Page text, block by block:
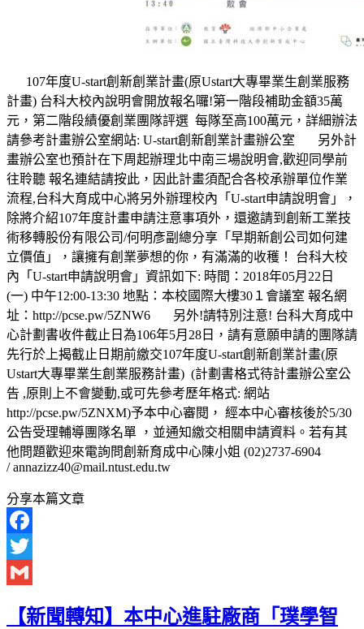
107年度U-start創新創業計畫(原Ustart大專畢業生創業服務
計畫) 台科大校內說明會開放報名囉!第一階段補助金額35萬
元，第二階段績優創業團隊評選 每隊至高100萬元，詳細辦法
請參考計畫辦公室網站: U-start創新創業計畫辦公室 另外計
畫辦公室也預計在下周起辦理北中南三場說明會,歡迎同學前
往聆聽 報名連結請按此，因此計畫須配合各校承辦單位作業
流程,台科大育成中心將另外辦理校內「U-start申請說明會」，
除將介紹107年度計畫申請注意事項外，還邀請到創新工業技
術移轉股份有限公司/何明彥副總分享「早期新創公司如何建
立價值」，讓擁有創業夢想的你，有滿滿的收穫！ 台科大校
內「U-start申請說明會」資訊如下: 時間：2018年05月22日
(一) 中午12:00-13:30 地點：本校國際大樓30１會議室 報名網
址：http://pcse.pw/5ZNW6 另外!請特別注意! 台科大育成中
心計劃書收件截止日為106年5月28日，請有意願申請的團隊請
先行於上揭截止日期前繳交107年度U-start創新創業計畫(原
Ustart大專畢業生創業服務計畫) (計劃書格式待計畫辦公室公
告 ,原則上不會變動,或可先參考歷年格式: 網站
http://pcse.pw/5ZNXM)予本中心審閱， 經本中心審核後於5/30
公告受理輔導團隊名單 ，並通知繳交相關申請資料。若有其
他問題歡迎來電詢問創新育成中心陳小姐 (02)2737-6904
/ annazizz40@mail.ntust.edu.tw
分享本篇文章
Facebook
Twitter
【新聞轉知】本中心進駐廠商「璞學智